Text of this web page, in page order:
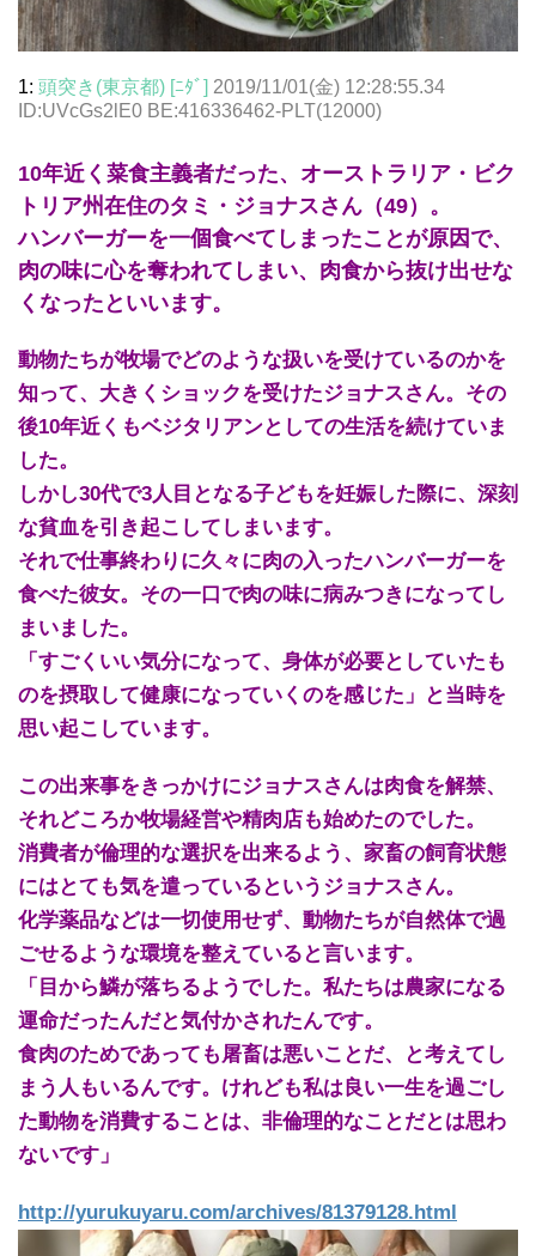
1: 頭突き(東京都) [ﾆﾀﾞ] 2019/11/01(金) 12:28:55.34
ID:UVcGs2lE0 BE:416336462-PLT(12000)
10年近く菜食主義者だった、オーストラリア・ビク
トリア州在住のタミ・ジョナスさん（49）。
ハンバーガーを一個食べてしまったことが原因で、
肉の味に心を奪われてしまい、肉食から抜け出せな
くなったといいます。
動物たちが牧場でどのような扱いを受けているのかを
知って、大きくショックを受けたジョナスさん。その
後10年近くもベジタリアンとしての生活を続けていま
した。
しかし30代で3人目となる子どもを妊娠した際に、深刻
な貧血を引き起こしてしまいます。
それで仕事終わりに久々に肉の入ったハンバーガーを
食べた彼女。その一口で肉の味に病みつきになってし
まいました。
「すごくいい気分になって、身体が必要としていたも
のを摂取して健康になっていくのを感じた」と当時を
思い起こしています。
この出来事をきっかけにジョナスさんは肉食を解禁、
それどころか牧場経営や精肉店も始めたのでした。
消費者が倫理的な選択を出来るよう、家畜の飼育状態
にはとても気を遣っているというジョナスさん。
化学薬品などは一切使用せず、動物たちが自然体で過
ごせるような環境を整えていると言います。
「目から鱗が落ちるようでした。私たちは農家になる
運命だったんだと気付かされたんです。
食肉のためであっても屠畜は悪いことだ、と考えてし
まう人もいるんです。けれども私は良い一生を過ごし
た動物を消費することは、非倫理的なことだとは思わ
ないです」
http://yurukuyaru.com/archives/81379128.html